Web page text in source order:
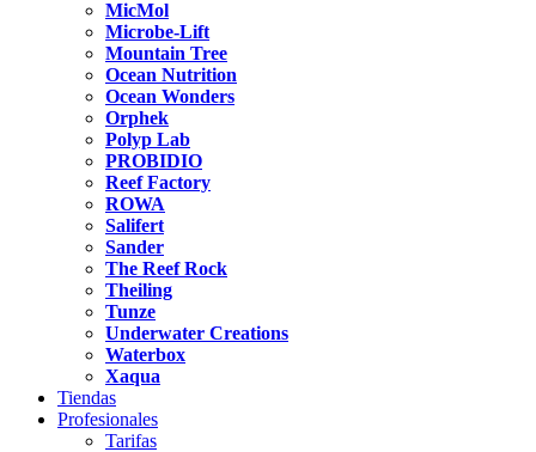
MicMol
Microbe-Lift
Mountain Tree
Ocean Nutrition
Ocean Wonders
Orphek
Polyp Lab
PROBIDIO
Reef Factory
ROWA
Salifert
Sander
The Reef Rock
Theiling
Tunze
Underwater Creations
Waterbox
Xaqua
Tiendas
Profesionales
Tarifas